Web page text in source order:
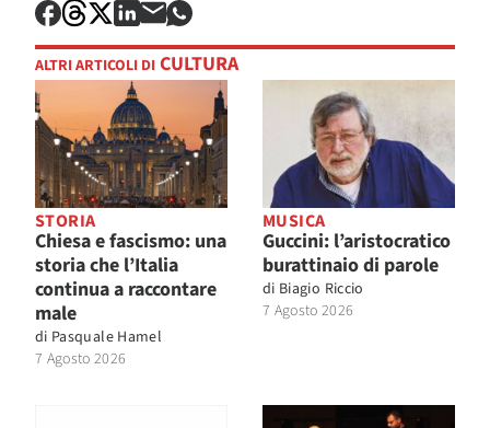
ALTRI ARTICOLI DI CULTURA
STORIA
Chiesa e fascismo: una
storia che l’Italia
continua a raccontare
male
di Pasquale Hamel
7 Agosto 2026
MUSICA
Guccini: l’aristocratico
burattinaio di parole
di Biagio Riccio
7 Agosto 2026